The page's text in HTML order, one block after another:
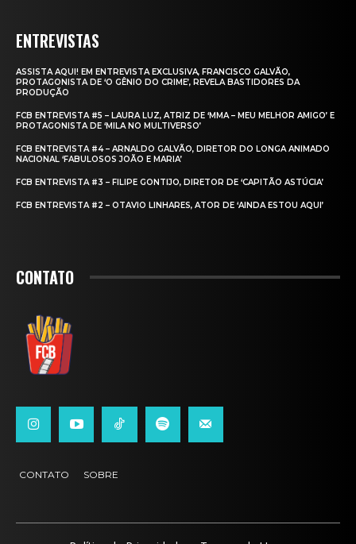
ENTREVISTAS
ASSISTA AQUI! EM ENTREVISTA EXCLUSIVA, FRANCISCO GALVÃO,
PROTAGONISTA DE ‘O GÊNIO DO CRIME’, REVELA BASTIDORES DA
PRODUÇÃO
FCB ENTREVISTA #5 – LAURA LUZ, ATRIZ DE ‘MMA – MEU MELHOR AMIGO’ E
PROTAGONISTA DE ‘MILA NO MULTIVERSO’
FCB ENTREVISTA #4 – ARNALDO GALVÃO, DIRETOR DO LONGA ANIMADO
NACIONAL ‘FABULOSOS JOÃO E MARIA’
FCB ENTREVISTA #3 – FILIPE GONTIJO, DIRETOR DE ‘CAPITÃO ASTÚCIA’
FCB ENTREVISTA #2 – OTAVIO LINHARES, ATOR DE ‘AINDA ESTOU AQUI’
CONTATO
CONTATO SOBRE